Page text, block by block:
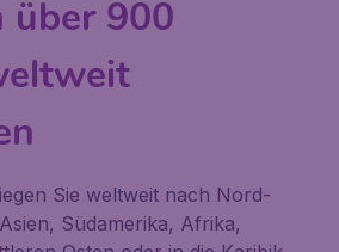
über 900
Sie weltweit nach Nord-
Südamerika, Afrika,